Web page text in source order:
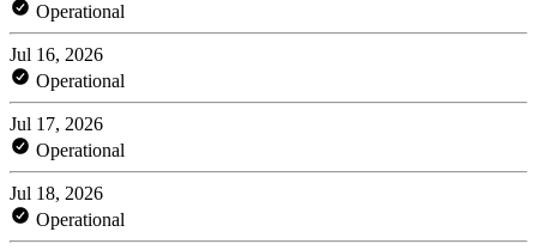
Operational
Jul 16, 2026
Operational
Jul 17, 2026
Operational
Jul 18, 2026
Operational